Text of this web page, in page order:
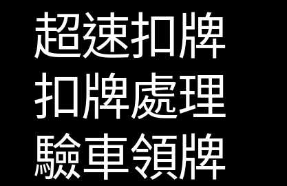
超速扣牌
扣牌處理
驗車領牌